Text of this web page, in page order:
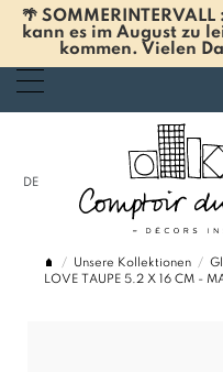
🌴
kann es im August zu
kommen. Vielen
DE
Unsere Kollektionen
LOVE TAUPE 5.2 X 16 CM -